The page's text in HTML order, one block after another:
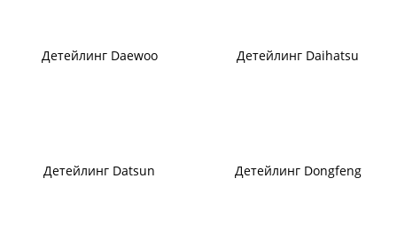
Детейлинг Daewoo Детейлинг Daihatsu
Детейлинг Datsun Детейлинг Dongfeng